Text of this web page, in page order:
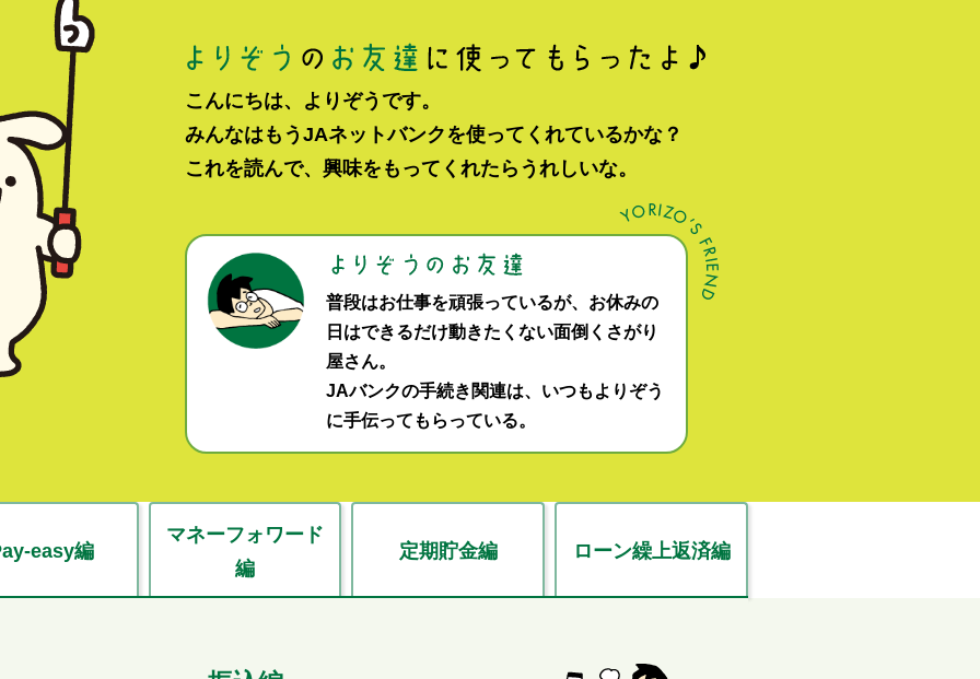
こんにちは、よりぞうです。
みんなはもうJAネットバンクを使ってくれているかな？
これを読んで、興味をもってくれたらうれしいな。
普段はお仕事を頑張っているが、お休みの
日はできるだけ動きたくない面倒くさがり
屋さん。
JAバンクの手続き関連は、いつもよりぞう
に手伝ってもらっている。
easy編
マネーフォワード
編
定期貯金編 ローン繰上返済編